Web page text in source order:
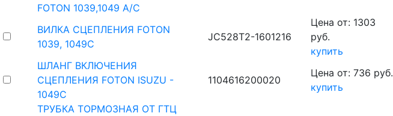
FOTON 1039,1049 А/С
ВИЛКА СЦЕПЛЕНИЯ FOTON
1039, 1049С
JC528T2-1601216
Цена от: 1303
руб.
купить
ШЛАНГ ВКЛЮЧЕНИЯ
СЦЕПЛЕНИЯ FOTON ISUZU -
1049С
1104616200020
Цена от: 736 руб.
купить
ТРУБКА ТОРМОЗНАЯ ОТ ГТЦ